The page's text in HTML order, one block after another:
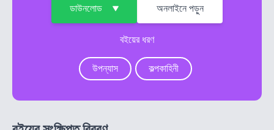
ডাউনলোড অনলাইনে পড়ুন
বইয়ের ধরণ
উপন্যাস কল্পকাহিনী